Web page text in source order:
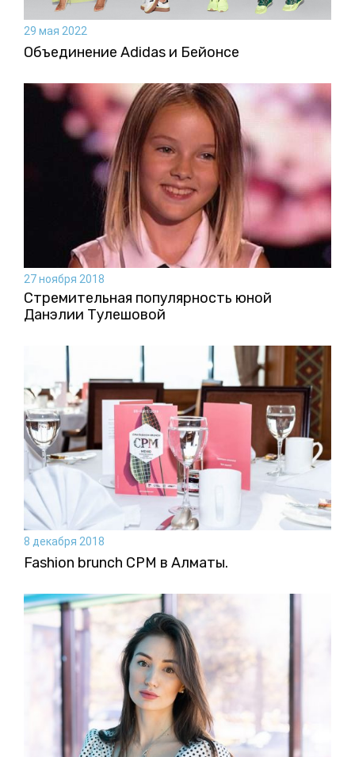
29 мая 2022
Объединение Adidas и Бейонсе
27 ноября 2018
Стремительная популярность юной
Данэлии Тулешовой
8 декабря 2018
Fashion brunch CPM в Алматы.